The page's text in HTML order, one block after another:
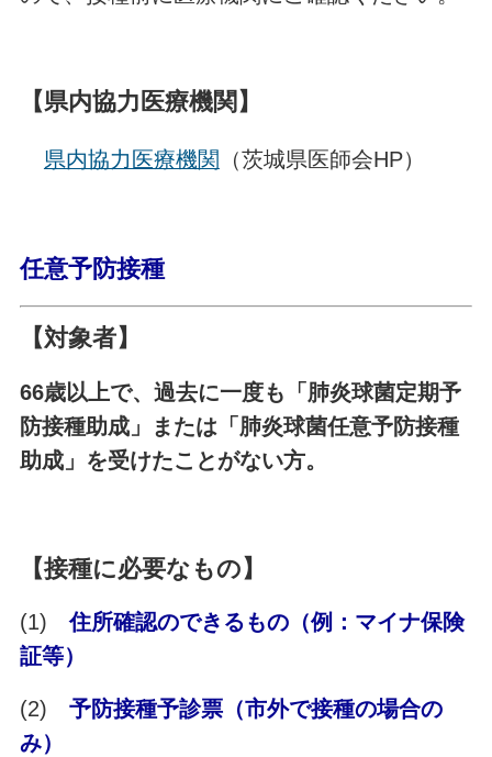
【県内協力医療機関】
県内協力医療機関 （茨城県医師会HP）
任意予防接種
【対象者】
66歳以上で、過去に一度も「肺炎球菌定期予
防接種助成」または「肺炎球菌任意予防接種
助成」を受けたことがない方。
【接種に必要なもの】
(1)住所確認のできるもの（例：マイナ保険
証等）
(2)
予防接種予診票（市外で接種の場合の
み）